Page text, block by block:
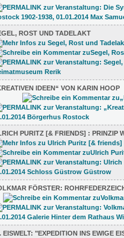
ROST UND TADELAKT
IDEEN“ VON KARIN HOOP
PURITZ [& FRIENDS] : PRINZIP
FÖRSTER:
EISWELT: "EXPEDITION INS EWIGE